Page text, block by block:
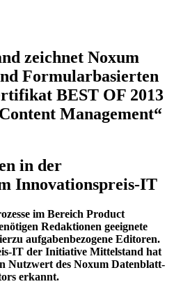
zeichnet Noxum
Formularbasierten
BEST OF 2013
Management“
in der
Innovationspreis-IT
im Bereich Product
Redaktionen geeignete
aufgabenbezogene Editoren.
IT der Initiative Mittelstand hat
Nutzwert des Noxum Datenblatt-
erkannt.